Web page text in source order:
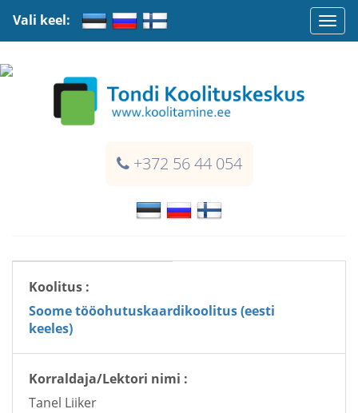
+372 56 44 054
Vali keel:
Koolitus :
Soome tööohutuskaardikoolitus (eesti
keeles)
Korraldaja/Lektori nimi :
Tanel Liiker